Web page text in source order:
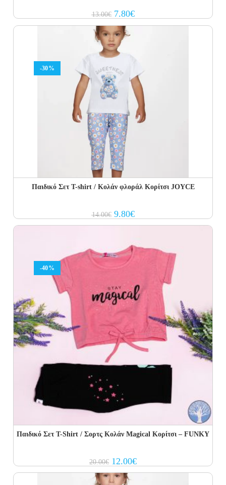
13.00€ Original
price
was:
13.00€.
7.80€Current
price
is:
-30%
Παιδικό Σετ T-shirt / Κολάν φλοράλ Κορίτσι JOYCE
14.00€ Original
price
was:
9.80€Current
price
is:
-40%
Παιδικό Σετ Τ-Shirt / Σορτς Κολάν Magical Κορίτσι – FUNKY
20.00€ Original
price
was:
20.00€.
12.00€Current
price
is: